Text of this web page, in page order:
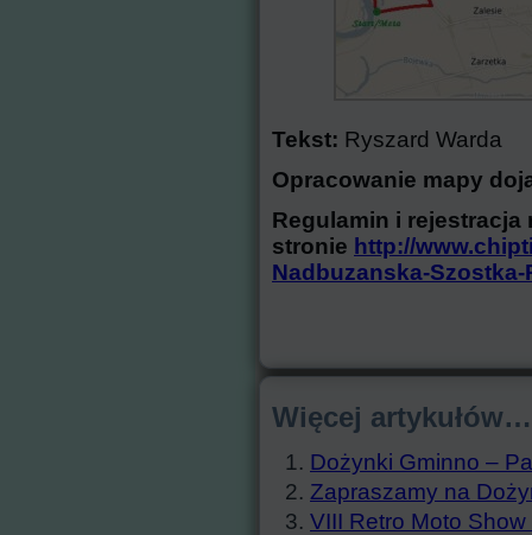
Tekst: Ryszard Warda
Opracowanie mapy
Regulamin i rejestracja
stronie http://
Nadbuzanska-Szostka-
Więcej artykułów…
Dożynki Gminno –
Zapraszamy na
VIII Retro Moto